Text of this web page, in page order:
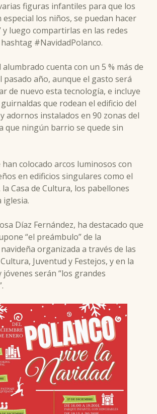
figuras infantiles para que los
especial los niños, se puedan hacer
y luego compartirlas en las redes
#NavidadPolanco.
cuenta con un 5 % más de
pasado año, aunque el gasto será
de nuevo esta tecnología, e incluye
que rodean el edificio del
adornos instalados en 90 zonas del
que ningún barrio se quede sin
han colocado arcos luminosos con
en edificios singulares como el
Casa de Cultura, los pabellones
iglesia.
Díaz Fernández, ha destacado que
“el preámbulo” de la
organizada a través de las
Juventud y Festejos, y en la
serán “los grandes